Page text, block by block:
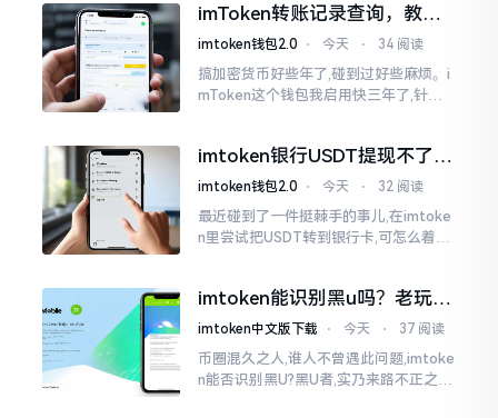
账。可是
imToken转账记录查询，教你
正确查看方法
imtoken钱包2.0 ⋅ 今天 ⋅ 34 阅读
搞加密货币好些年了,碰到过好些麻烦。i
mToken这个钱包我启用快三年了,针对
我也疑惑过一阵子
imtoken银行USDT提现不了？
这几个法子能帮你搞定
imtoken钱包2.0 ⋅ 今天 ⋅ 32 阅读
最近碰到了一件挺棘手的事儿,在imtoke
n里尝试把USDT转到银行卡,可怎么着都
么时长
imtoken能识别黑u吗？老玩家
告诉你真相
imtoken中文版下载 ⋅ 今天 ⋅ 37 阅读
币圈混久之人,谁人不曾遇此问题,imtoke
n能否识别黑U?黑U者,实乃来路不正之钱